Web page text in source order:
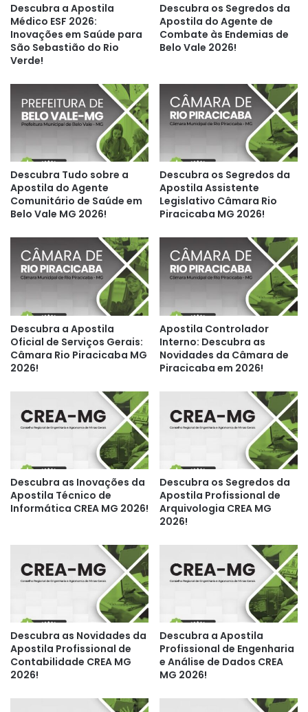
Descubra a Apostila
Médico ESF 2026:
Inovações em Saúde para
São Sebastião do Rio
Verde!
Descubra os Segredos da
Apostila do Agente de
Combate às Endemias de
Belo Vale 2026!
Descubra Tudo sobre a
Apostila do Agente
Comunitário de Saúde em
Belo Vale MG 2026!
Descubra os Segredos da
Apostila Assistente
Legislativo Câmara Rio
Piracicaba MG 2026!
Descubra a Apostila
Oficial de Serviços Gerais:
Câmara Rio Piracicaba MG
2026!
Apostila Controlador
Interno: Descubra as
Novidades da Câmara de
Piracicaba em 2026!
Descubra as Inovações da
Apostila Técnico de
Informática CREA MG 2026!
Descubra os Segredos da
Apostila Profissional de
Arquivologia CREA MG
2026!
Descubra as Novidades da
Apostila Profissional de
Contabilidade CREA MG
2026!
Descubra a Apostila
Profissional de Engenharia
e Análise de Dados CREA
MG 2026!